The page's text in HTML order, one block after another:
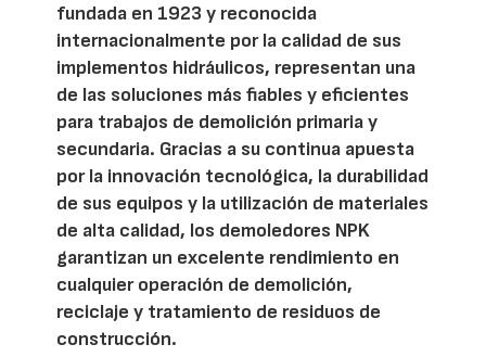
fundada en 1923 y reconocida
internacionalmente por la calidad de sus
implementos hidráulicos, representan una
de las soluciones más fiables y eficientes
para trabajos de demolición primaria y
secundaria. Gracias a su continua apuesta
por la innovación tecnológica, la durabilidad
de sus equipos y la utilización de materiales
de alta calidad, los demoledores NPK
garantizan un excelente rendimiento en
cualquier operación de demolición,
reciclaje y tratamiento de residuos de
construcción.